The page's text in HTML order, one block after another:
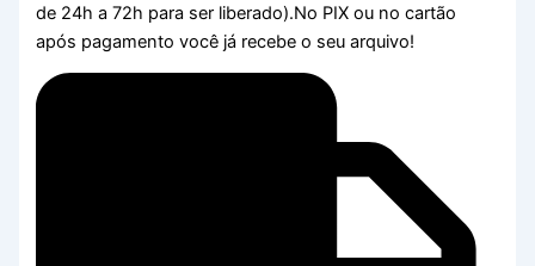
de 24h a 72h para ser liberado).No PIX ou no cartão
após pagamento você já recebe o seu arquivo!